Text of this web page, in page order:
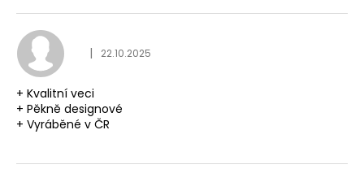
Hodnocení
| 22.10.2025
+ Kvalitní veci
+ Pěkně designové
+ Vyráběné v ČR